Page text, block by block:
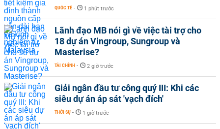
QUỐC TẾ - 1 phút trước
Lãnh đạo MB nói gì về việc tài trợ cho
18 dự án Vingroup, Sungroup và
Masterise?
TÀI CHÍNH - 2 giờ trước
Giải ngân đầu tư công quý III: Khi các
siêu dự án áp sát 'vạch đích'
THỜI SỰ - 1 giờ trước